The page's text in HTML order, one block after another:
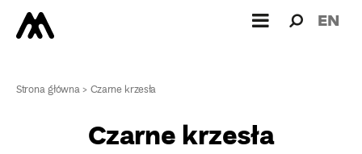
dla: EN
Strona główna>Czarne krzesła
Czarne krzesła